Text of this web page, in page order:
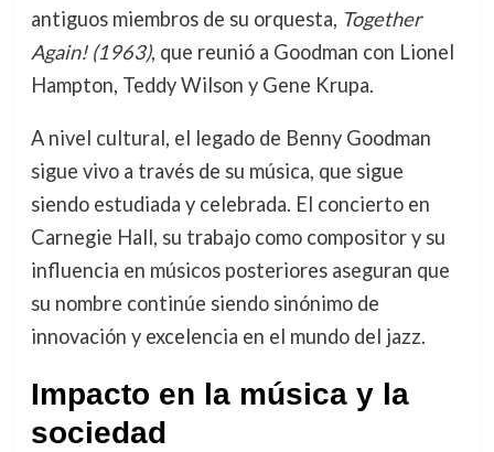
antiguos miembros de su orquesta, Together
Again! (1963), que reunió a Goodman con Lionel
Hampton, Teddy Wilson y Gene Krupa.
A nivel cultural, el legado de Benny Goodman
sigue vivo a través de su música, que sigue
siendo estudiada y celebrada. El concierto en
Carnegie Hall, su trabajo como compositor y su
influencia en músicos posteriores aseguran que
su nombre continúe siendo sinónimo de
innovación y excelencia en el mundo del jazz.
Impacto en la música y la
sociedad